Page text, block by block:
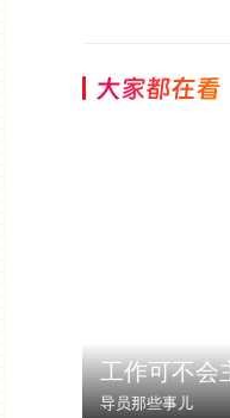
大家都在看
工作可不会
导员那些事儿